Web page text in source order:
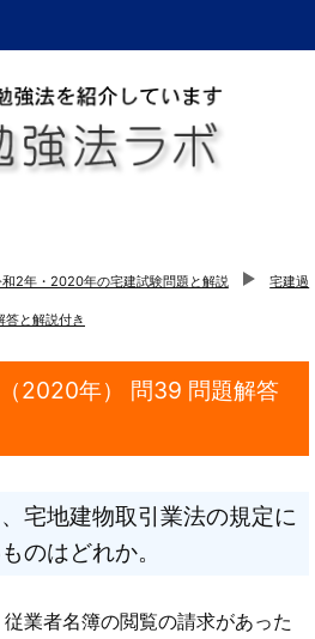
和2年・2020年の宅建試験問題と解説 宅建過
と解説付き
2020年） 問39 問題解答
宅地建物取引業法の規定に
のはどれか。
業者名簿の閲覧の請求があった